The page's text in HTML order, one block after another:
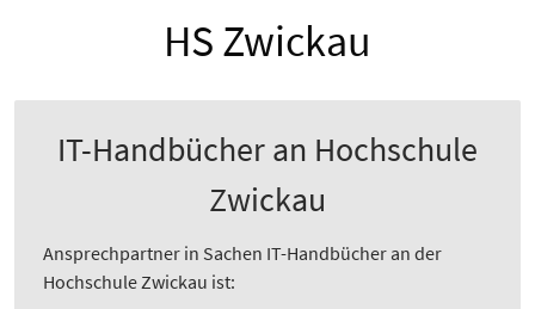
HS Zwickau
IT-Handbücher an Hochschule
Zwickau
Ansprechpartner in Sachen IT-Handbücher an der
Hochschule Zwickau ist: